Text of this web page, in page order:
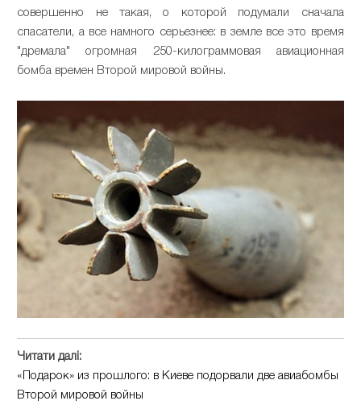
совершенно не такая, о которой подумали сначала
спасатели, а все намного серьезнее: в земле все это время
"дремала" огромная 250-килограммовая авиационная
бомба времен Второй мировой войны.
Читати далі:
«Подарок» из прошлого: в Киеве подорвали две авиабомбы
Второй мировой войны